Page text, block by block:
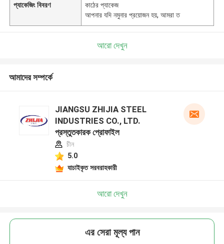
প্যাকেজিং বিবরণ
কাঠের প্যাকেজ
আপনার যদি নমুনার প্রয়োজন হয়, আমরা ত
আরো দেখুন
আমাদের সম্পর্কে
JIANGSU ZHIJIA STEEL
INDUSTRIES CO., LTD.
প্রস্তুতকারক প্রোফাইল
চীন
5.0
যাচাইকৃত সরবরাহকারী
আরো দেখুন
এর সেরা মূল্য পান